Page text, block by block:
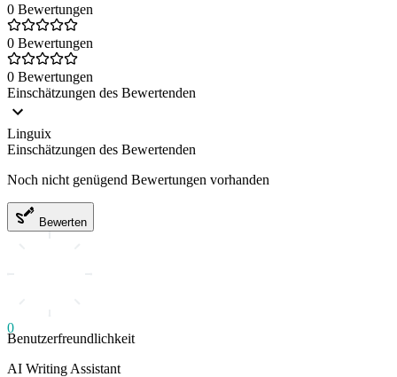
0 Bewertungen
0 Bewertungen
0 Bewertungen
Einschätzungen des Bewertenden
Linguix
Einschätzungen des Bewertenden
Noch nicht genügend Bewertungen vorhanden
Bewerten
0
Benutzerfreundlichkeit
AI Writing Assistant